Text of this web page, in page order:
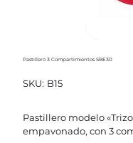
Pastillero 3 Compartimientos SBE30
SKU: SKU
B15
B15
Pastillero modelo
empavonado, con 3